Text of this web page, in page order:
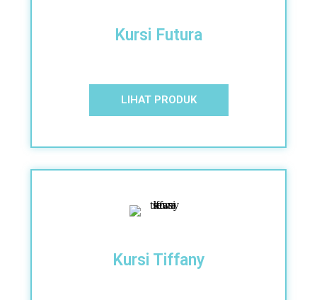
Kursi Futura
LIHAT PRODUK
Kursi Tiffany